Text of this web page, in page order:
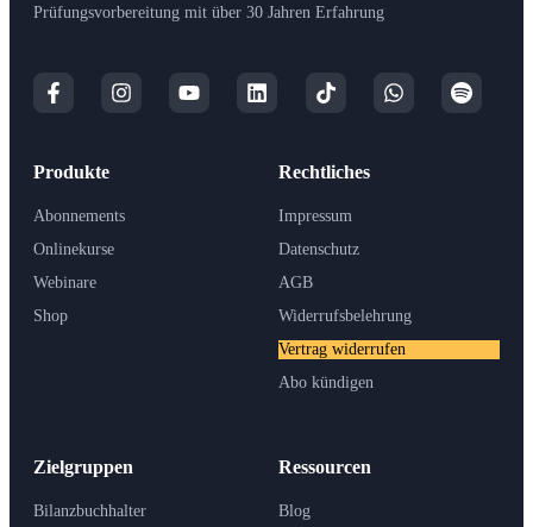
Prüfungsvorbereitung mit über 30 Jahren Erfahrung
Produkte
Abonnements
Onlinekurse
Webinare
Shop
Zielgruppen
Bilanzbuchhalter
Ressourcen
Blog
Rechtliches
Impressum
Datenschutz
AGB
Widerrufsbelehrung
Vertrag widerrufen
Abo kündigen